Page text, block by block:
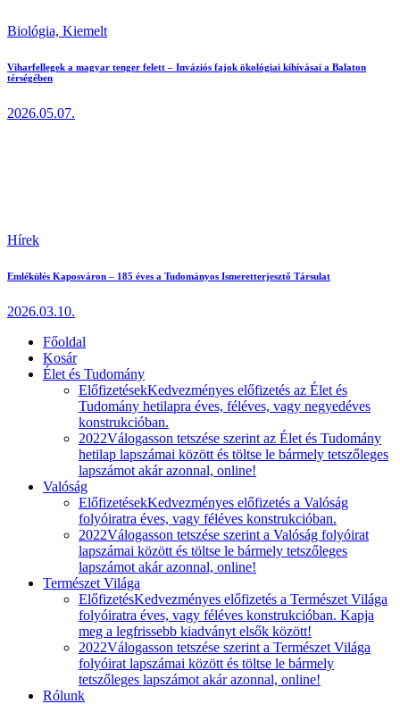
Biológia, Kiemelt
Viharfellegek a magyar tenger felett – Inváziós fajok ökológiai kihívásai a Balaton
térségében
2026.05.07.
Hírek
Emlékülés Kaposváron – 185 éves a Tudományos Ismeretterjesztő Társulat
2026.03.10.
Főoldal
Kosár
Élet és Tudomány
ElőfizetésekKedvezményes előfizetés az Élet és
Tudomány hetilapra éves, féléves, vagy negyedéves
konstrukcióban.
2022Válogasson tetszése szerint az Élet és Tudomány
hetilap lapszámai között és töltse le bármely tetszőleges
lapszámot akár azonnal, online!
Valóság
ElőfizetésekKedvezményes előfizetés a Valóság
folyóiratra éves, vagy féléves konstrukcióban.
2022Válogasson tetszése szerint a Valóság folyóirat
lapszámai között és töltse le bármely tetszőleges
lapszámot akár azonnal, online!
Természet Világa
ElőfizetésKedvezményes előfizetés a Természet Világa
folyóiratra éves, vagy féléves konstrukcióban. Kapja
meg a legfrissebb kiadványt elsők között!
2022Válogasson tetszése szerint a Természet Világa
folyóirat lapszámai között és töltse le bármely
tetszőleges lapszámot akár azonnal, online!
Rólunk